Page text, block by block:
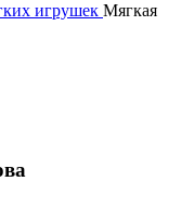
игрушек Мягкая